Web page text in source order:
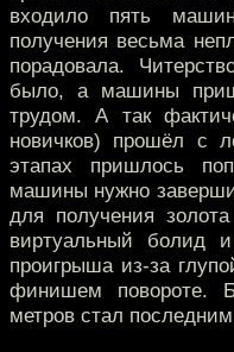
входило пять
получения весьма
порадовала.
было, а машины
трудом. А так
новичков) прошёл с
этапах пришлось
машины нужно
для получения
виртуальный болид
проигрыша из-за
финишем повороте.
метров стал